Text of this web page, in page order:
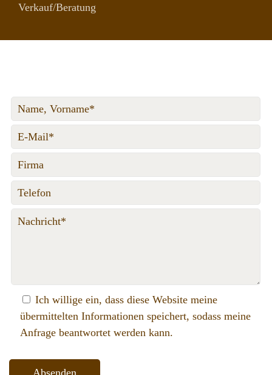
Verkauf/Beratung
Ich willige ein, dass diese Website meine
übermittelten Informationen speichert, sodass meine
Anfrage beantwortet werden kann.